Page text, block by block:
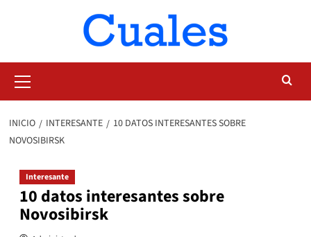
primario
INICIO INTERESANTE
10 DATOS INTERESANTES SOBRE
NOVOSIBIRSK
Interesante
10 datos interesantes sobre
Novosibirsk